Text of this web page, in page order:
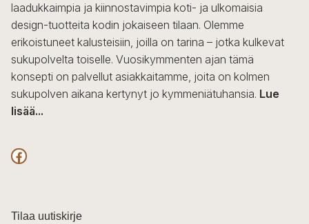
laadukkaimpia ja kiinnostavimpia koti- ja ulkomaisia
design-tuotteita kodin jokaiseen tilaan. Olemme
erikoistuneet kalusteisiin, joilla on tarina – jotka kulkevat
sukupolvelta toiselle. Vuosikymmenten ajan tämä
konsepti on palvellut asiakkaitamme, joita on kolmen
sukupolven aikana kertynyt jo kymmeniätuhansia. Lue
lisää...
F
c
Tilaa uutiskirje